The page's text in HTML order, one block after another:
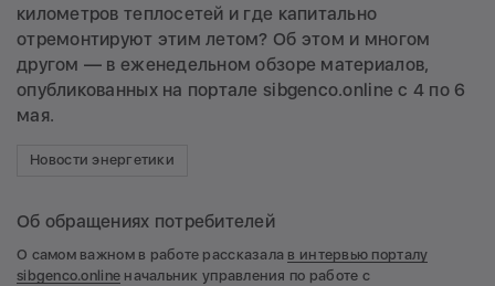
километров теплосетей и где капитально
отремонтируют этим летом? Об этом и многом
другом — в еженедельном обзоре материалов,
опубликованных на портале sibgenco.online с 4 по 6
мая.
Новости энергетики
Об обращениях потребителей
О самом важном в работе рассказала в интервью порталу
sibgenco.online начальник управления по работе с